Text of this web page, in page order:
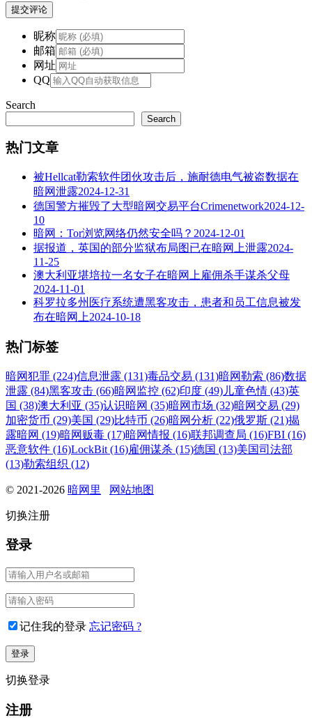
提交评论
昵称
邮箱
网址
QQ
Search
Search
热门文章
被Hellcat勒索软件团伙攻击后，施耐德电气被盗数据在
暗网泄露2024-12-31
德国警方摧毁了大型暗网交易平台Crimenetwork2024-12-
10
暗网：Tor浏览网络仍然安全吗？ 2024-12-01
据报道，英国的部分监狱布局图已在暗网上泄露2024-
11-25
澳大利亚堪培拉一名女子在暗网上雇佣杀手谋杀父母
2024-11-01
科罗拉多州医疗系统遭黑客攻击，患者和员工信息被发
布在暗网上2024-10-18
热门标签
暗网犯罪 (224)信息泄露 (131)毒品交易 (131)暗网勒索 (86)数据
泄露 (84)黑客攻击 (66)暗网监控 (62)印度 (49) 儿童色情 (43)英
国 (38)澳大利亚 (35)认识暗网 (35)暗网市场 (32)暗网交易 (29)
加密货币 (29)美国 (29)比特币 (26)暗网分析 (22)俄罗斯 (21)揭
露暗网 (19)暗网贩毒 (17)暗网情报 (16)联邦调查局 (16)FBI (16)
恶意软件 (16)LockBit (16)雇佣谋杀 (15)德国 (13)美国司法部
(13)勒索组织 (12)
© 2021-2026 暗网里 网站地图
切换注册
登录
记住我的登录 忘记密码 ?
切换登录
注册